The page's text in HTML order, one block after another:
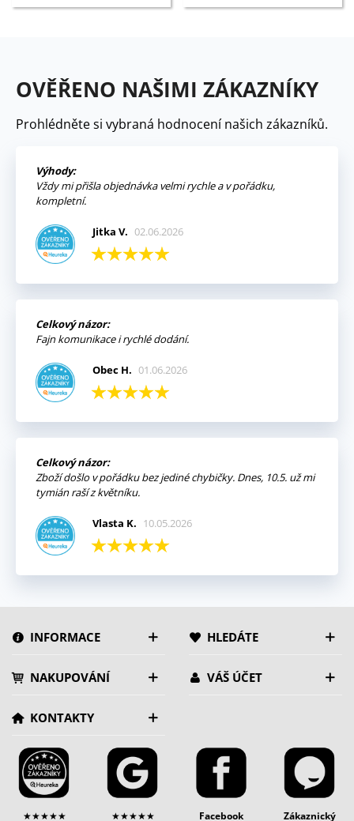
OVĚŘENO NAŠIMI ZÁKAZNÍKY
Prohlédněte si vybraná hodnocení našich zákazníků.
Výhody:
Vždy mi přišla objednávka velmi rychle a v pořádku,
kompletní.
Jitka V. 02.06.2026
Celkový názor:
Fajn komunikace i rychlé dodání.
Obec H. 01.06.2026
Celkový názor:
Zboží došlo v pořádku bez jediné chybičky. Dnes, 10.5. už mi
tymián raší z květníku.
Vlasta K. 10.05.2026
INFORMACE HLEDÁTE
NAKUPOVÁNÍ VÁŠ ÚČET
KONTAKTY
★★★★★ ★★★★★ Facebook Zákaznický